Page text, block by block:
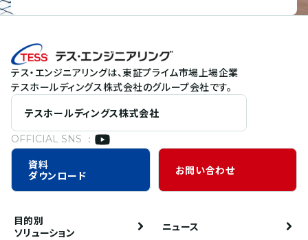
テス・エンジニアリングは、東証プライム市場上場企業
テスホールディングス株式会社のグループ会社です。
テスホールディングス株式会社
OFFICIAL SNS ：
資料
ダウンロード
お問い合わせ
目的別
ソリューション
ニュース